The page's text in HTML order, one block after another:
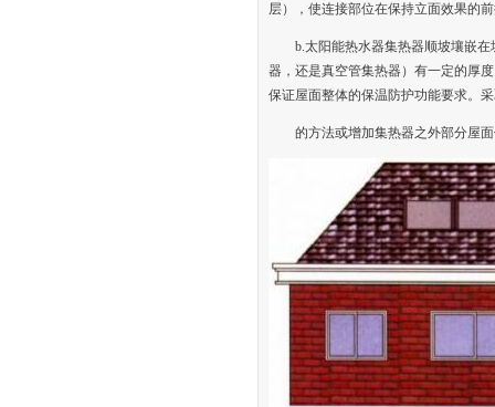
层），使连接部位在保持立面效果的
b.太阳能热水器集热器顺坡壤嵌
器，还是真空管集热器）有一定的厚
保证屋面整体的保温防护功能要求。
的方法或增加集热器之外部分屋